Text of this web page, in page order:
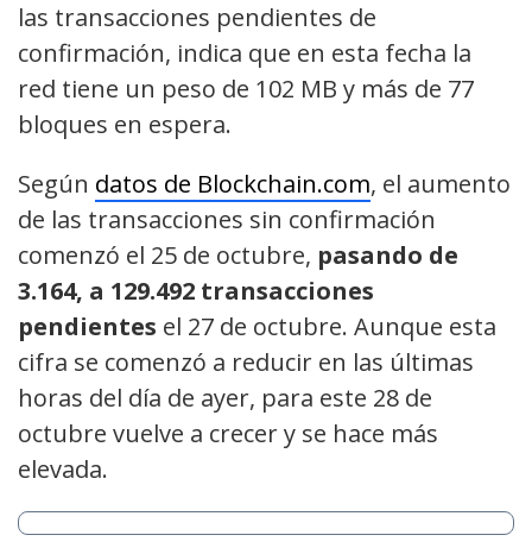
las transacciones pendientes de
confirmación, indica que en esta fecha la
red tiene un peso de 102 MB y más de 77
bloques en espera.
Según datos de Blockchain.com, el aumento
de las transacciones sin confirmación
comenzó el 25 de octubre, pasando de
3.164, a 129.492 transacciones
pendientes el 27 de octubre. Aunque esta
cifra se comenzó a reducir en las últimas
horas del día de ayer, para este 28 de
octubre vuelve a crecer y se hace más
elevada.